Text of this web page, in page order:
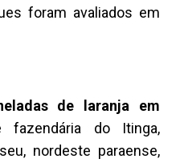
foram avaliados em
de laranja em
fazendária do Itinga,
nordeste paraense,